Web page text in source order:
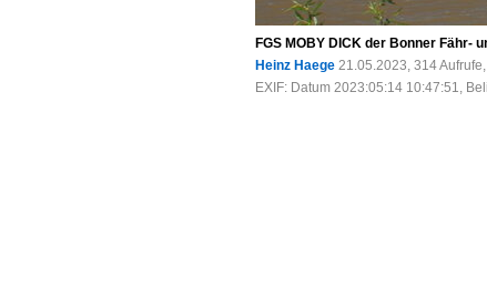
FGS MOBY DICK der Bonner Fähr-
Heinz Haege 21.05.2023, 314
EXIF: Datum 2023:05:14 10:47:51,